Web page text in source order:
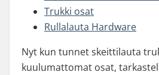
Trukki osat
Rullalauta Hardware
Nyt kun tunnet skeittilauta
kuulumattomat osat,